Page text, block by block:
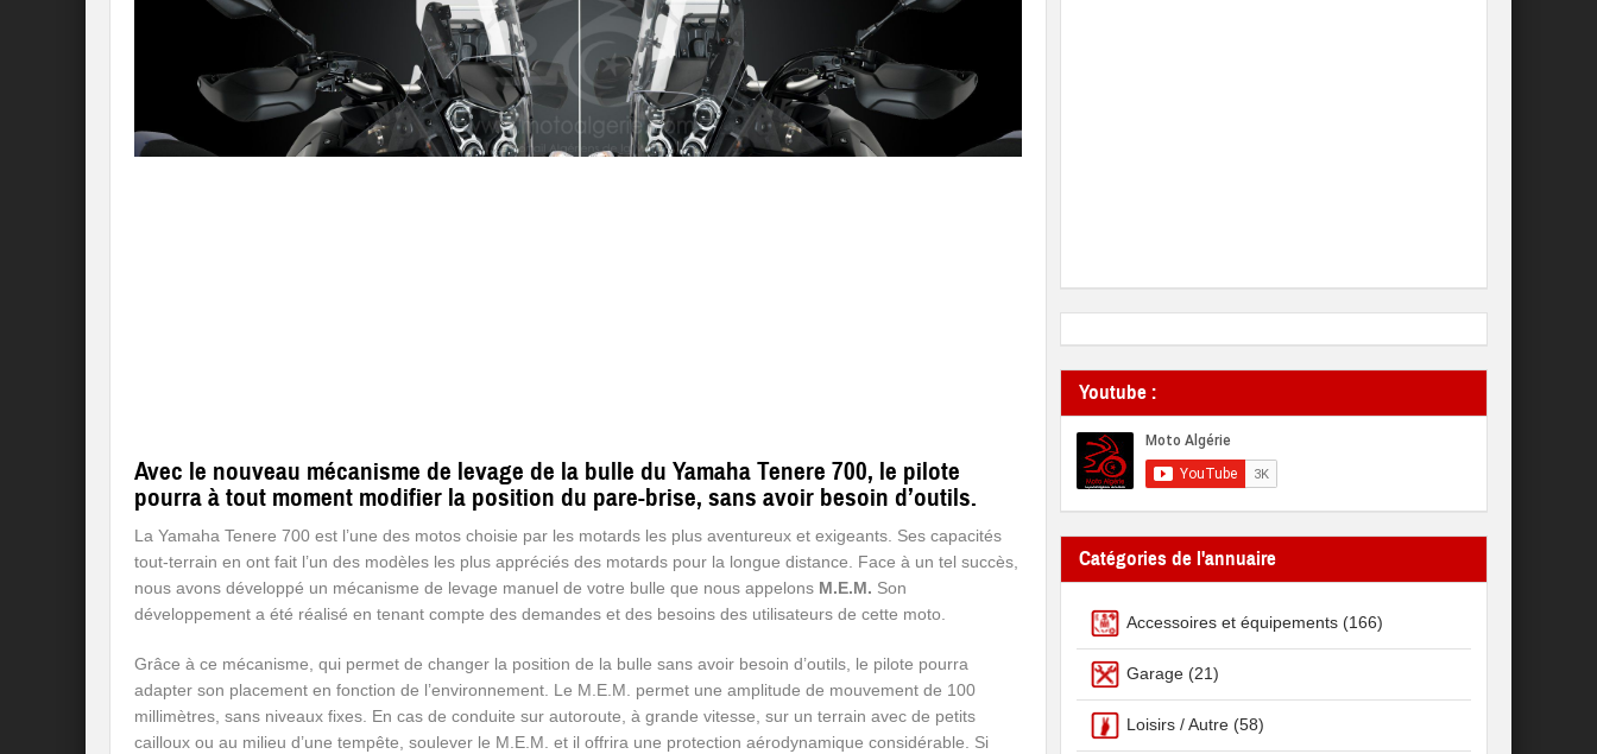
Avec le nouveau mécanisme de levage de la bulle du Yamaha Tenere 700, le pilote
pourra à tout moment modifier la position du pare-brise, sans avoir besoin d’outils.
La Yamaha Tenere 700 est l’une des motos choisie par les motards les plus aventureux et exigeants. Ses capacités
tout-terrain en ont fait l’un des modèles les plus appréciés des motards pour la longue distance. Face à un tel succès,
nous avons développé un mécanisme de levage manuel de votre bulle que nous appelons M.E.M. Son
développement a été réalisé en tenant compte des demandes et des besoins des utilisateurs de cette moto.
Grâce à ce mécanisme, qui permet de changer la position de la bulle sans avoir besoin d’outils, le pilote pourra
adapter son placement en fonction de l’environnement. Le M.E.M. permet une amplitude de mouvement de 100
millimètres, sans niveaux fixes. En cas de conduite sur autoroute, à grande vitesse, sur un terrain avec de petits
cailloux ou au milieu d’une tempête, soulever le M.E.M. et il offrira une protection aérodynamique considérable. Si
Youtube :
Catégories de l'annuaire
Accessoires et équipements (166)
Garage (21)
Loisirs / Autre (58)